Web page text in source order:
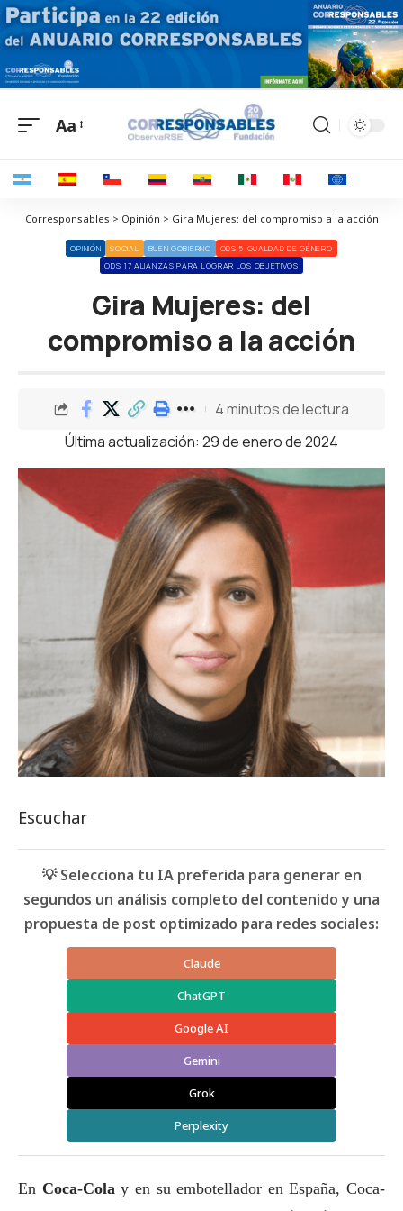
Aa
Corresponsables > Opinión > Gira Mujeres: del compromiso a la acción
OPINIÓN SOCIAL BUEN GOBIERNO
ODS 5 IGUALDAD DE GÉNERO
ODS 17 ALIANZAS PARA LOGRAR LOS OBJETIVOS
Gira Mujeres: del
compromiso a la acción
Última actualización: 29 de enero de 2024
4 minutos de lectura
Escuchar
💡 Selecciona tu IA preferida para generar en
segundos un análisis completo del contenido y una
propuesta de post optimizado para redes sociales:
Claude
ChatGPT
Google AI
Gemini
Grok
Perplexity
En Coca-Colay en su embotellador en España, Coca-